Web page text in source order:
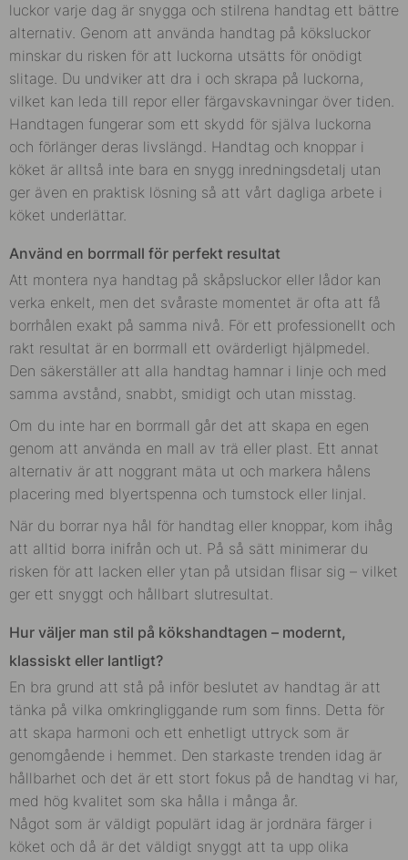
luckor varje dag är snygga och stilrena handtag ett bättre
alternativ. Genom att använda handtag på köksluckor
minskar du risken för att luckorna utsätts för onödigt
slitage. Du undviker att dra i och skrapa på luckorna,
vilket kan leda till repor eller färgavskavningar över tiden.
Handtagen fungerar som ett skydd för själva luckorna
och förlänger deras livslängd. Handtag och knoppar i
köket är alltså inte bara en snygg inredningsdetalj utan
ger även en praktisk lösning så att vårt dagliga arbete i
köket underlättar.
Använd en borrmall för perfekt resultat
Att montera nya handtag på skåpsluckor eller lådor kan
verka enkelt, men det svåraste momentet är ofta att få
borrhålen exakt på samma nivå. För ett professionellt och
rakt resultat är en borrmall ett ovärderligt hjälpmedel.
Den säkerställer att alla handtag hamnar i linje och med
samma avstånd, snabbt, smidigt och utan misstag.
Om du inte har en borrmall går det att skapa en egen
genom att använda en mall av trä eller plast. Ett annat
alternativ är att noggrant mäta ut och markera hålens
placering med blyertspenna och tumstock eller linjal.
När du borrar nya hål för handtag eller knoppar, kom ihåg
att alltid borra inifrån och ut. På så sätt minimerar du
risken för att lacken eller ytan på utsidan flisar sig – vilket
ger ett snyggt och hållbart slutresultat.
Hur väljer man stil på kökshandtagen – modernt,
klassiskt eller lantligt?
En bra grund att stå på inför beslutet av handtag är att
tänka på vilka omkringliggande rum som finns. Detta för
att skapa harmoni och ett enhetligt uttryck som är
genomgående i hemmet. Den starkaste trenden idag är
hållbarhet och det är ett stort fokus på de handtag vi har,
med hög kvalitet som ska hålla i många år.
Något som är väldigt populärt idag är jordnära färger i
köket och då är det väldigt snyggt att ta upp olika